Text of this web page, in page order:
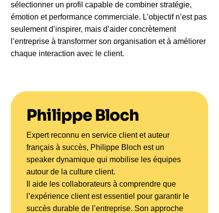
priorité stratégique, au cœur du développement de
votre organisation. Cette dynamique concerne aussi
bien le retail que la distribution de services
complexes, du site web au téléphone, en passant
par chaque étape du processus d'achat et du
sélectionner un profil capable de combiner stratégie,
émotion et performance commerciale. L’objectif n’est pas
seulement d’inspirer, mais d’aider concrètement
l’entreprise à transformer son organisation et à améliorer
chaque interaction avec le client.
Philippe Bloch
Expert reconnu en service client et auteur
français à succès, Philippe Bloch est un
speaker dynamique qui mobilise les équipes
autour de la culture client.
Il aide les collaborateurs à comprendre que
l’expérience client est essentiel pour garantir le
succès durable de l’entreprise. Son approche